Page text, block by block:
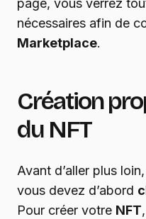
page, vous verrez
nécessaires afin de
Marketplace.
Création
du NFT
Avant d’aller plus
vous devez d’abord
Pour créer votre NFT